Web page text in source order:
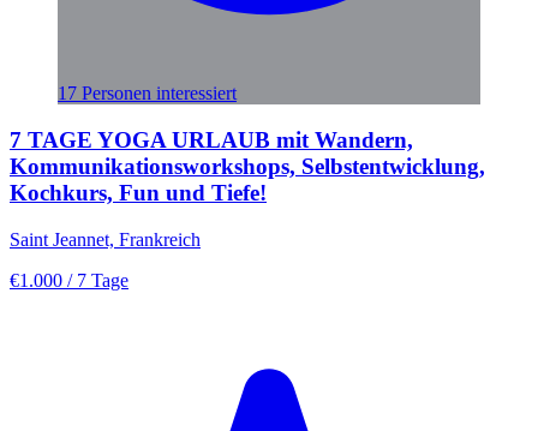
17 Personen interessiert
7 TAGE YOGA URLAUB mit Wandern,
Kommunikationsworkshops, Selbstentwicklung,
Kochkurs, Fun und Tiefe!
Saint Jeannet, Frankreich
€1.000 / 7 Tage